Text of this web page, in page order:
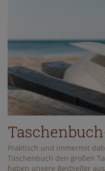
Praktisch und immermit
Taschenbuch den großen
haben unsere Bestseller